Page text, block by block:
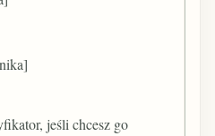
jeśli chcesz go